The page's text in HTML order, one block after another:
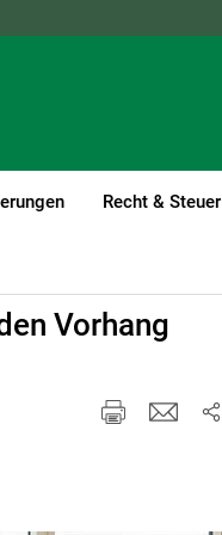
Recht & Steuer
Vorhang